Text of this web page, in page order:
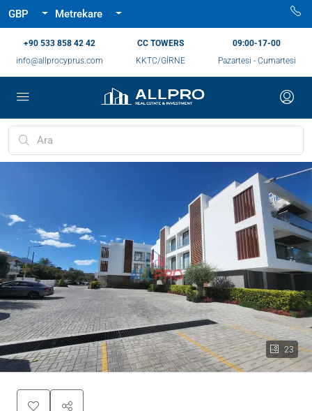
GBP Metrekare
‪+90 533 858 42 42‬
info@allprocyprus.com
CC TOWERS
KKTC/GİRNE
09:00-17-00
Pazartesi - Cumartesi
23